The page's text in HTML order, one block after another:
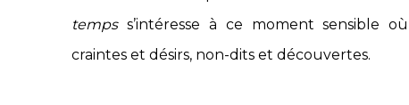
tempss’intéresse à ce moment sensible
craintes et désirs, non-dits et découvertes.